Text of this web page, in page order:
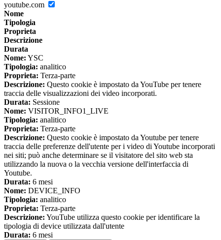
youtube.com
Nome
Tipologia
Proprieta
Descrizione
Durata
Nome: YSC
Tipologia: analitico
Proprieta: Terza-parte
Descrizione: Questo cookie è impostato da YouTube per tenere
traccia delle visualizzazioni dei video incorporati.
Durata: Sessione
Nome: VISITOR_INFO1_LIVE
Tipologia: analitico
Proprieta: Terza-parte
Descrizione: Questo cookie è impostato da Youtube per tenere
traccia delle preferenze dell'utente per i video di Youtube incorporati
nei siti; può anche determinare se il visitatore del sito web sta
utilizzando la nuova o la vecchia versione dell'interfaccia di
Youtube.
Durata: 6 mesi
Nome: DEVICE_INFO
Tipologia: analitico
Proprieta: Terza-parte
Descrizione: YouTube utilizza questo cookie per identificare la
tipologia di device utilizzata dall'utente
Durata: 6 mesi